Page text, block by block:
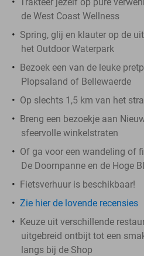
de West Coast Wellness
Spring, glij en klauter op de
het Outdoor Waterpark
Bezoek een van de leuke
Plopsaland of Bellewaerde
Op slechts 1,5 km van het
Breng een bezoekje aan
sfeervolle winkelstraten
Of ga voor een wandeling of
De Doornpanne en de Hoge
Fietsverhuur is beschikbaar!
Zie hier de lovende recensies
Keuze uit verschillende
uitgebreid ontbijt tot een
langs bij de Shop